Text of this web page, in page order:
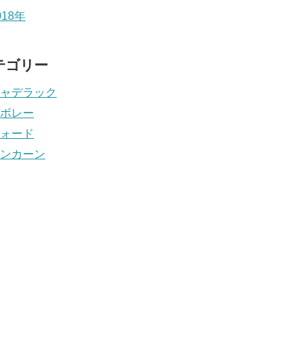
年
ゴリー
デラック
レー
ード
カーン